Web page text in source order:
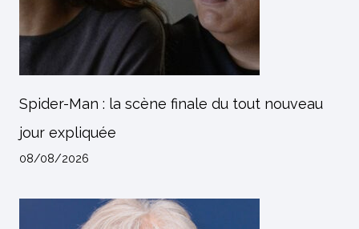
Spider-Man : la scène finale du tout nouveau
jour expliquée
08/08/2026